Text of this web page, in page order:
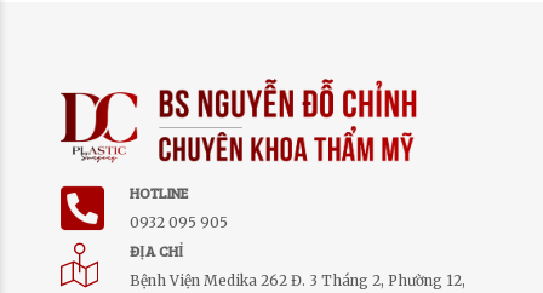
HOTLINE
0932 095 905
ĐỊA CHỈ
Bệnh Viện Medika 262 Đ. 3 Tháng 2, Phường 12,